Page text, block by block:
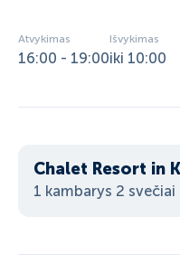
Atvykimas
16:00 - 19:00
Išvykimas
iki 10:00
Chalet Resort in
1 kambarys 2 svečiai